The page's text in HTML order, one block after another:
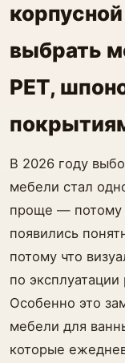
выбрать
PET,
В 2026 году
мебели стал
проще — потому
появились
потому что
по
Особенно это
мебели для
которые